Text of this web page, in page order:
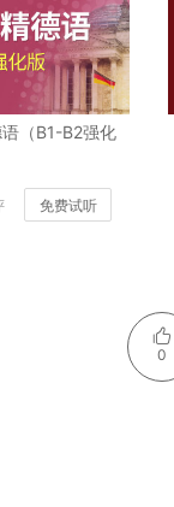
（B1-B2强化
免费试听
0